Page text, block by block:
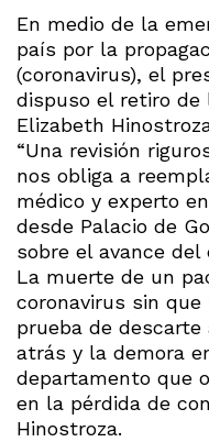
En medio de la
país por la
(coronavirus), el
dispuso el retiro
Elizabeth
“Una revisión
nos obliga a
médico y experto
desde Palacio de
sobre el avance
La muerte de un
coronavirus sin
prueba de
atrás y la demora
departamento que
en la pérdida de
Hinostroza.